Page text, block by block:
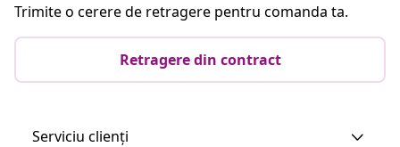
Trimite o cerere de retragere pentru comanda ta.
Retragere din contract
Serviciu clienți